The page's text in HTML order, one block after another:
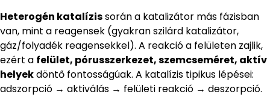
Heterogén katalízissorán a katalizátor más fázisban
van, mint a reagensek (gyakran szilárd katalizátor,
gáz/folyadék reagensekkel). A reakció a felületen zajlik,
ezért a felület, pórusszerkezet, szemcseméret, aktív
helyekdöntő fontosságúak. A katalízis tipikus lépései:
adszorpció → aktiválás → felületi reakció → deszorpció.